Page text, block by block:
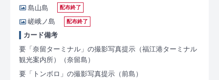
島山島 配布終了
嵯峨ノ島 配布終了
カード備考
要「奈留ターミナル」の撮影写真提示（福江港ターミナル
観光案内所）
（奈留島）
要「トンボロ」の撮影写真提示（前島）